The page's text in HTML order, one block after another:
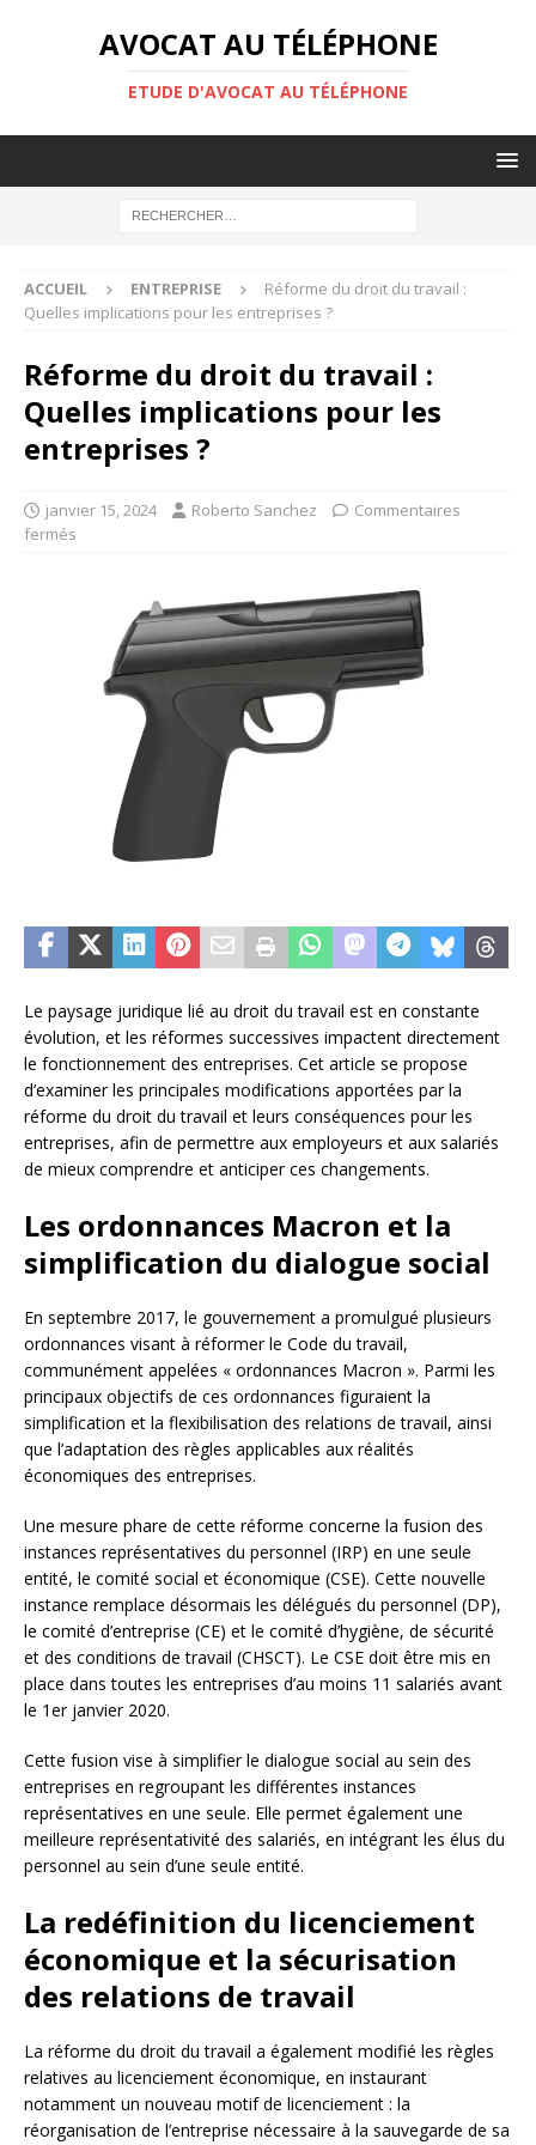
AVOCAT AU TÉLÉPHONE
ETUDE D'AVOCAT AU TÉLÉPHONE
ACCUEIL ENTREPRISE
Réforme du droit du travail :
Quelles implications pour les entreprises ?
Réforme du droit du travail :
Quelles implications pour les
entreprises ?
janvier 15, 2024 Roberto Sanchez
Commentaires
fermés
Le paysage juridique lié au droit du travail est en constante
évolution, et les réformes successives impactent directement
le fonctionnement des entreprises. Cet article se propose
d’examiner les principales modifications apportées par la
réforme du droit du travail et leurs conséquences pour les
entreprises, afin de permettre aux employeurs et aux salariés
de mieux comprendre et anticiper ces changements.
Les ordonnances Macron et la
simplification du dialogue social
En septembre 2017, le gouvernement a promulgué plusieurs
ordonnances visant à réformer le Code du travail,
communément appelées « ordonnances Macron ». Parmi les
principaux objectifs de ces ordonnances figuraient la
simplification et la flexibilisation des relations de travail, ainsi
que l’adaptation des règles applicables aux réalités
économiques des entreprises.
Une mesure phare de cette réforme concerne la fusion des
instances représentatives du personnel (IRP) en une seule
entité, le comité social et économique (CSE). Cette nouvelle
instance remplace désormais les délégués du personnel (DP),
le comité d’entreprise (CE) et le comité d’hygiène, de sécurité
et des conditions de travail (CHSCT). Le CSE doit être mis en
place dans toutes les entreprises d’au moins 11 salariés avant
le 1er janvier 2020.
Cette fusion vise à simplifier le dialogue social au sein des
entreprises en regroupant les différentes instances
représentatives en une seule. Elle permet également une
meilleure représentativité des salariés, en intégrant les élus du
personnel au sein d’une seule entité.
La redéfinition du licenciement
économique et la sécurisation
des relations de travail
La réforme du droit du travail a également modifié les règles
relatives au licenciement économique, en instaurant
notamment un nouveau motif de licenciement : la
réorganisation de l’entreprise nécessaire à la sauvegarde de sa